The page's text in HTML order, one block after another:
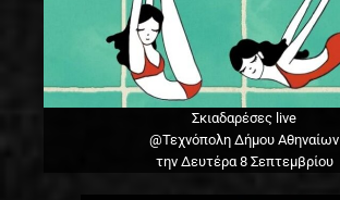
Σκιαδαρέσες live
@Τεχνόπολη Δήμου Αθηναίων
την Δευτέρα 8 Σεπτεμβρίου